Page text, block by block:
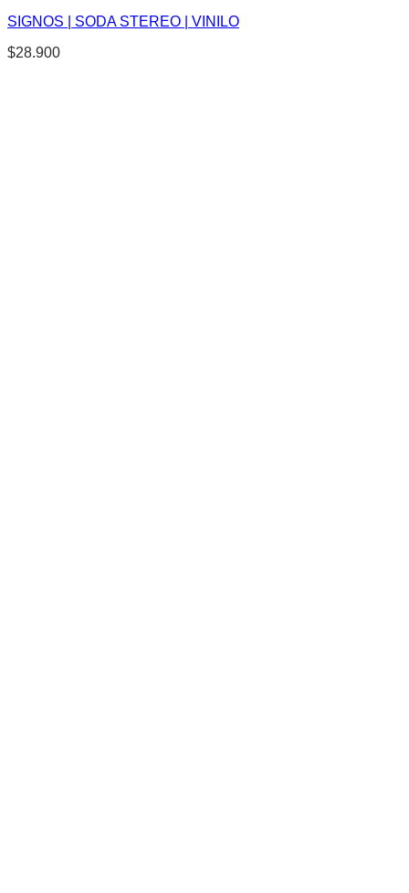
SIGNOS | SODA STEREO | VINILO
$28.900